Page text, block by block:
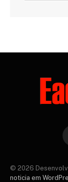
© 2026
noticia em